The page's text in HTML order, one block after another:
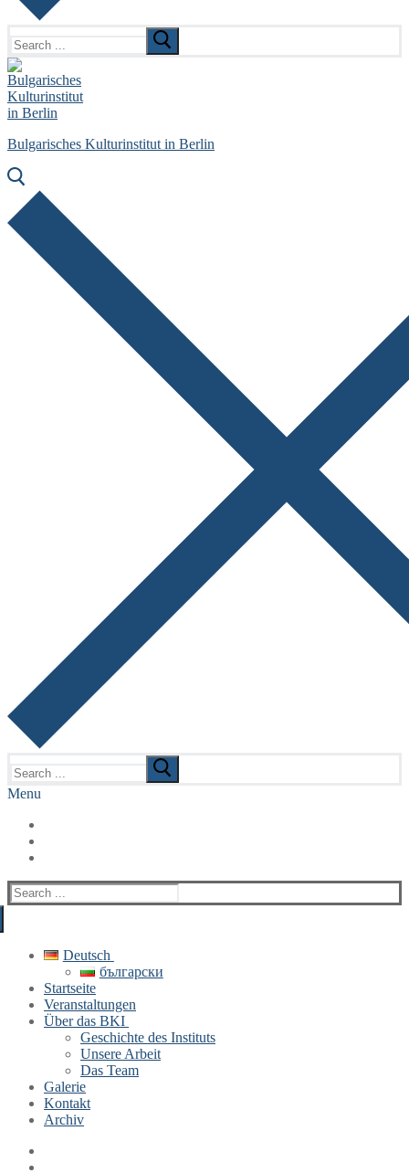
for:
Bulgarisches Kulturinstitut in Berlin
for:
Menu
Search
for:
Deutsch
български
Startseite
Veranstaltungen
Über das BKI
Geschichte des Instituts
Unsere Arbeit
Das Team
Galerie
Kontakt
Archiv